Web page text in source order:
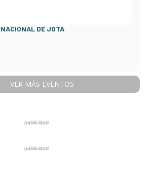
DE JOTA
VER MÁS EVENTOS
publicidad
publicidad